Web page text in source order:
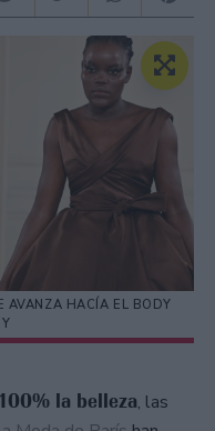
AVANZA HACÍA EL BODY
la belleza, las